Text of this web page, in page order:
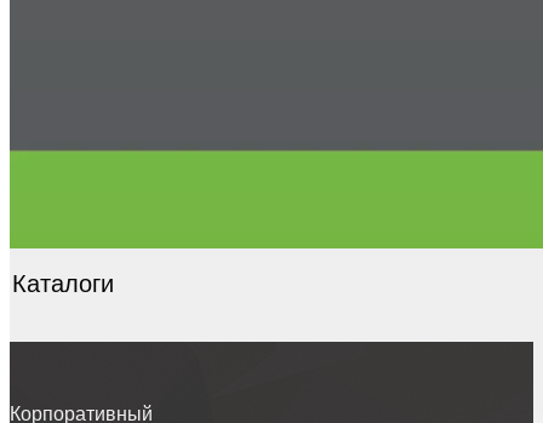
Каталоги
Корпоративный